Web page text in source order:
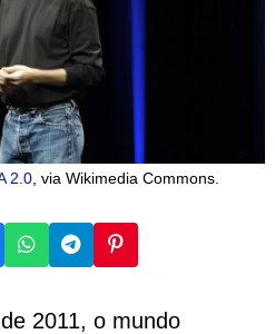
2.0 , via Wikimedia Commons.
2011, o mundo